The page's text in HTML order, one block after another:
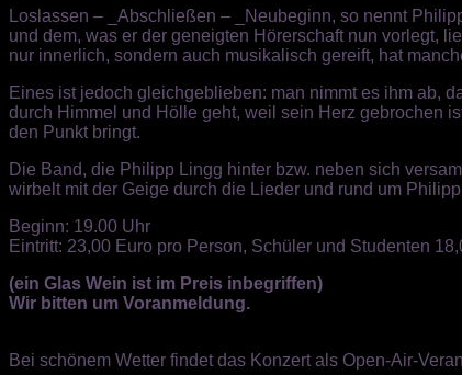
Loslassen – _Abschließen – _Neubeginn, so nennt
und dem, was er der geneigten Hörerschaft nun vorlegt,
nur innerlich, sondern auch musikalisch gereift, hat
Eines ist jedoch gleichgeblieben: man nimmt es ihm ab,
durch Himmel und Hölle geht, weil sein Herz gebrochen
den Punkt bringt.
Die Band, die Philipp Lingg hinter bzw. neben sich
wirbelt mit der Geige durch die Lieder und rund um
Beginn: 19.00 Uhr
Eintritt: 23,00 Euro pro Person, Schüler und Studenten
(ein Glas Wein ist im Preis inbegriffen)
Wir bitten um Voranmeldung.
Bei schönem Wetter findet das Konzert als Open-Air-